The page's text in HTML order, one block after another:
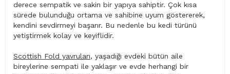
derece sempatik ve sakin bir yapıya sahiptir. Çok kısa
sürede bulunduğu ortama ve sahibine uyum göstererek,
kendini sevdirmeyi başarır. Bu nedenle bu kedi türünü
yetiştirmek kolay ve keyiflidir.
Scottish Fold yavruları, yaşadığı evdeki bütün aile
bireylerine sempati ile yaklaşır ve evde herhangi bir